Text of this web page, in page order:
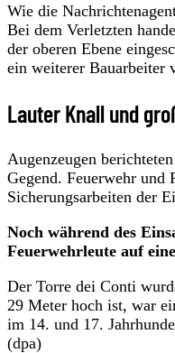
Wie die
Bei dem Verletzten
der oberen Ebene
ein weiterer Bauarbeiter
Lauter Knall und
Augenzeugen
Gegend. Feuerwehr und
Sicherungsarbeiten der
Noch während des
Feuerwehrleute auf
Der Torre dei Conti
29 Meter hoch ist, war
im 14. und 17.
(dpa)